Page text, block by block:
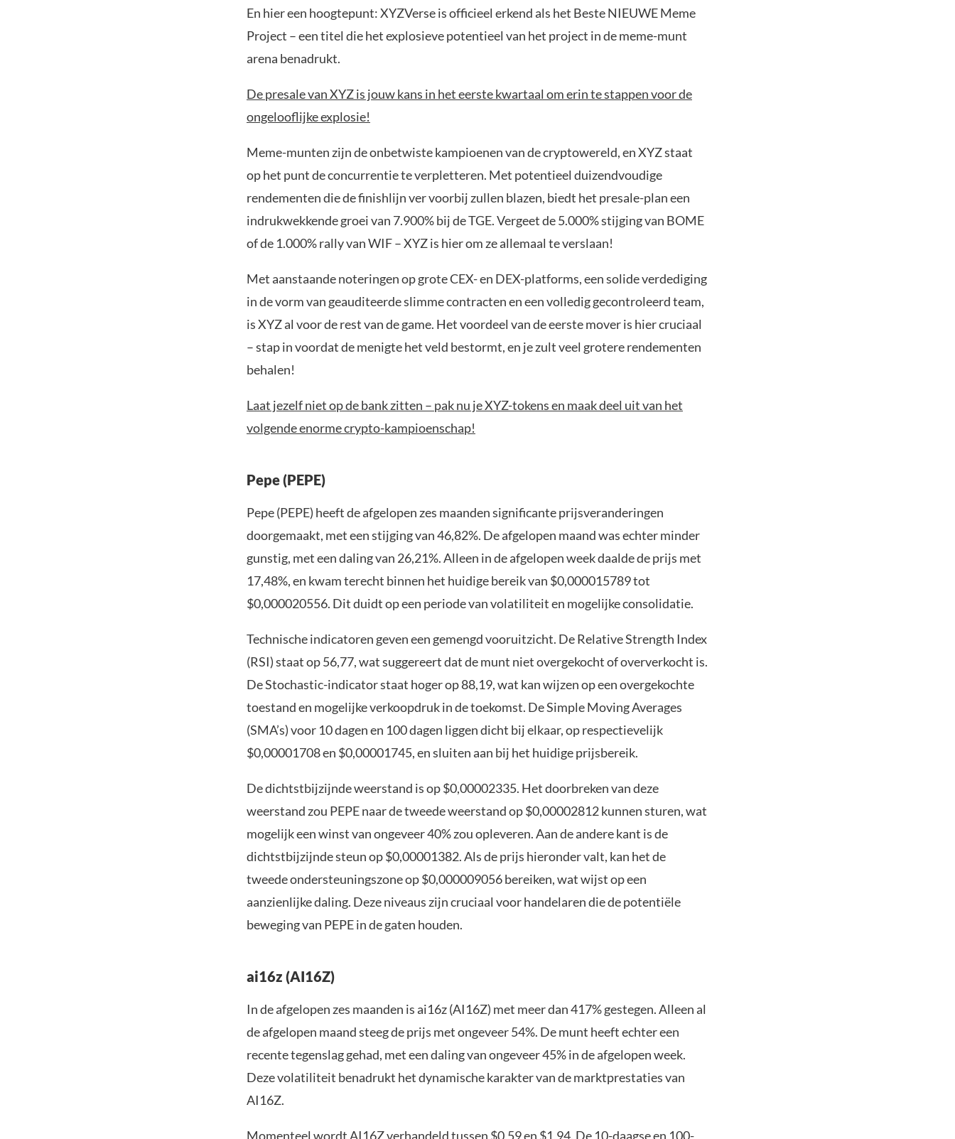
En hier een hoogtepunt: XYZVerse is officieel erkend als het Beste NIEUWE Meme
Project – een titel die het explosieve potentieel van het project in de meme-munt
arena benadrukt.
De presale van XYZ is jouw kans in het eerste kwartaal om erin te stappen voor de
ongelooflijke explosie!
Meme-munten zijn de onbetwiste kampioenen van de cryptowereld, en XYZ staat
op het punt de concurrentie te verpletteren. Met potentieel duizendvoudige
rendementen die de finishlijn ver voorbij zullen blazen, biedt het presale-plan een
indrukwekkende groei van 7.900% bij de TGE. Vergeet de 5.000% stijging van BOME
of de 1.000% rally van WIF – XYZ is hier om ze allemaal te verslaan!
Met aanstaande noteringen op grote CEX- en DEX-platforms, een solide verdediging
in de vorm van geauditeerde slimme contracten en een volledig gecontroleerd team,
is XYZ al voor de rest van de game. Het voordeel van de eerste mover is hier cruciaal
– stap in voordat de menigte het veld bestormt, en je zult veel grotere rendementen
behalen!
Laat jezelf niet op de bank zitten – pak nu je XYZ-tokens en maak deel uit van het
volgende enorme crypto-kampioenschap!
Pepe (PEPE)
Pepe (PEPE) heeft de afgelopen zes maanden significante prijsveranderingen
doorgemaakt, met een stijging van 46,82%. De afgelopen maand was echter minder
gunstig, met een daling van 26,21%. Alleen in de afgelopen week daalde de prijs met
17,48%, en kwam terecht binnen het huidige bereik van $0,000015789 tot
$0,000020556. Dit duidt op een periode van volatiliteit en mogelijke consolidatie.
Technische indicatoren geven een gemengd vooruitzicht. De Relative Strength Index
(RSI) staat op 56,77, wat suggereert dat de munt niet overgekocht of oververkocht is.
De Stochastic-indicator staat hoger op 88,19, wat kan wijzen op een overgekochte
toestand en mogelijke verkoopdruk in de toekomst. De Simple Moving Averages
(SMA’s) voor 10 dagen en 100 dagen liggen dicht bij elkaar, op respectievelijk
$0,00001708 en $0,00001745, en sluiten aan bij het huidige prijsbereik.
De dichtstbijzijnde weerstand is op $0,00002335. Het doorbreken van deze
weerstand zou PEPE naar de tweede weerstand op $0,00002812 kunnen sturen, wat
mogelijk een winst van ongeveer 40% zou opleveren. Aan de andere kant is de
dichtstbijzijnde steun op $0,00001382. Als de prijs hieronder valt, kan het de
tweede ondersteuningszone op $0,000009056 bereiken, wat wijst op een
aanzienlijke daling. Deze niveaus zijn cruciaal voor handelaren die de potentiële
beweging van PEPE in de gaten houden.
ai16z (AI16Z)
In de afgelopen zes maanden is ai16z (AI16Z) met meer dan 417% gestegen. Alleen al
de afgelopen maand steeg de prijs met ongeveer 54%. De munt heeft echter een
recente tegenslag gehad, met een daling van ongeveer 45% in de afgelopen week.
Deze volatiliteit benadrukt het dynamische karakter van de marktprestaties van
AI16Z.
Momenteel wordt AI16Z verhandeld tussen $0,59 en $1,94. De 10-daagse en 100-